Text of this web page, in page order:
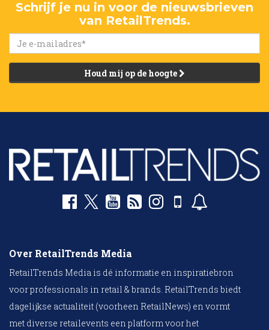
Schrijf je nu in voor de nieuwsbrieven
van RetailTrends.
Houd mij op de hoogte
Over RetailTrends Media
RetailTrends Media is dé informatie en inspiratiebron
voor professionals in retail & brands. RetailTrends biedt
dagelijkse actualiteit (voorheen RetailNews) en vormt
met diverse retailevents een platform voor het